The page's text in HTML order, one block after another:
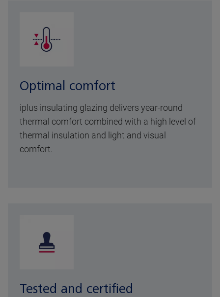
Optimal comfort
iplus insulating glazing delivers year-round
thermal comfort combined with a high level of
thermal insulation and light and visual
comfort.
Tested and certified